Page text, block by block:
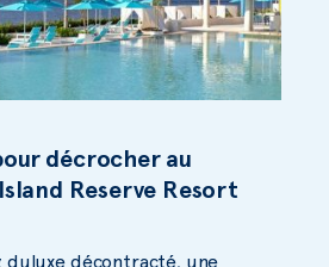
décrocher au
Reserve Resort
duluxe décontracté, une